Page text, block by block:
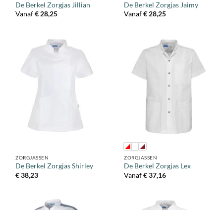
De Berkel Zorgjas Jillian
Vanaf€ 28,25
De Berkel Zorgjas Jaimy
Vanaf€ 28,25
ZORGJASSEN
De Berkel Zorgjas Shirley
€38,23
ZORGJASSEN
De Berkel Zorgjas Lex
Vanaf€37,16